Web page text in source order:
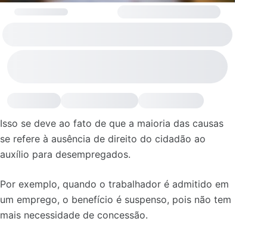
Isso se deve ao fato de que a maioria das causas
se refere à ausência de direito do cidadão ao
auxílio para desempregados.
Por exemplo, quando o trabalhador é admitido em
um emprego, o benefício é suspenso, pois não tem
mais necessidade de concessão.